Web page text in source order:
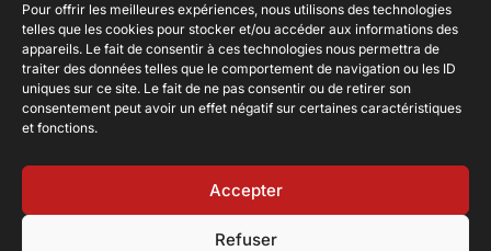
Pour offrir les meilleures expériences, nous utilisons des technologies
telles que les cookies pour stocker et/ou accéder aux informations des
appareils. Le fait de consentir à ces technologies nous permettra de
traiter des données telles que le comportement de navigation ou les ID
uniques sur ce site. Le fait de ne pas consentir ou de retirer son
consentement peut avoir un effet négatif sur certaines caractéristiques
et fonctions.
Accepter
Refuser